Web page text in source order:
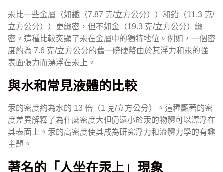
汞比一些金屬（如鐵（7.87 克/立方公分））和鉛（11.3 克/
立方公分））更緻密，但不如金（19.3 克/立方公分）緻
密。這種比較突顯了汞在金屬中的獨特地位。例如，一個密
度約為 7.6 克/立方公分的舊一磅硬幣由於其浮力和汞的強
表面張力而漂浮在汞上。
與水和常見液體的比較
汞的密度約為水的 13 倍（1 克/立方公分）。這種顯著的密
度差異解釋了為什麼密度大但仍遠小於汞的物體可以漂浮在
其表面上。汞的高密度使其成為研究浮力和流體力學的有趣
主題。
著名的「人坐在汞上」現象